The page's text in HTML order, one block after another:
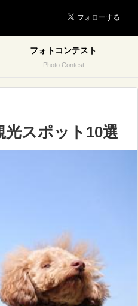
フォトコンテスト
Photo Contest
光スポット10選